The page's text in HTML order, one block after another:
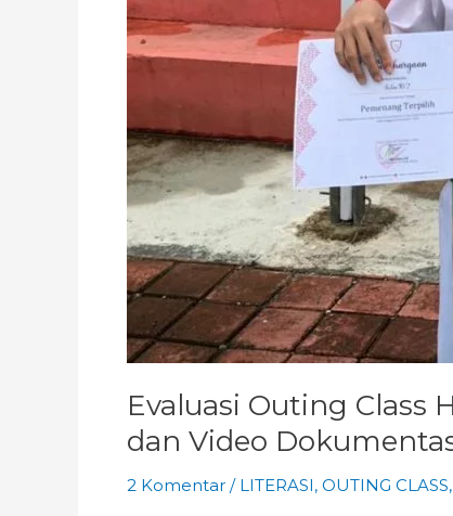
Evaluasi Outing Class
dan Video
2 Komentar / LITERASI, OUTING CLASS,